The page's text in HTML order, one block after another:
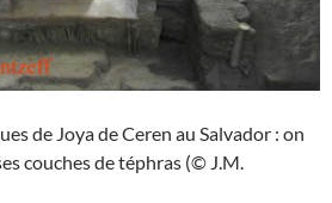
de Joya de Ceren au Salvador : on
couches de téphras (© J.M.